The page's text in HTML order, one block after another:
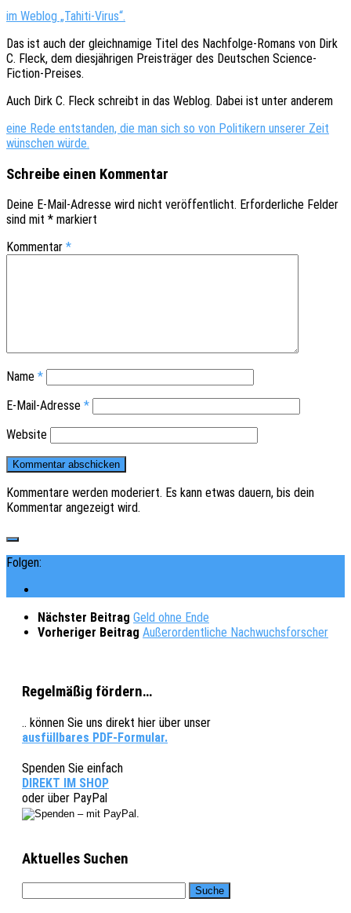
im Weblog „Tahiti-Virus“.
Das ist auch der gleich­na­mi­ge Titel des Nach­fol­ge-Romans von Dirk
C. Fleck, dem dies­jäh­ri­gen Preis­trä­ger des Deut­schen Science-
Fiction-Preises.
Auch Dirk C. Fleck schreibt in das Weblog. Dabei ist unter anderem
eine Rede entstan­den, die man sich so von Poli­ti­kern unse­rer Zeit
wünschen würde.
Schreibe einen Kommentar
Deine E-Mail-Adresse wird nicht veröffentlicht. Erforderliche Felder
sind mit * markiert
Kommentar *
Name *
E-Mail-Adresse *
Website
Kommentare werden moderiert. Es kann etwas dauern, bis dein
Kommentar angezeigt wird.
Folgen:
Nächster Beitrag Geld ohne Ende
Vorheriger Beitrag Außerordentliche Nachwuchsforscher
Regelmäßig fördern…
.. können Sie uns direkt hier über unser
ausfüllbares PDF-Formular.
Spenden Sie einfach
DIREKT IM SHOP
oder über PayPal
Aktuelles Suchen